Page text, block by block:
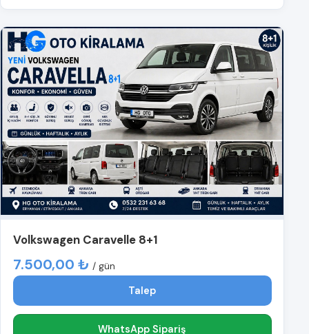
Volkswagen Caravelle 8+1
7.500,00 ₺ / gün
Talep
WhatsApp Sipariş